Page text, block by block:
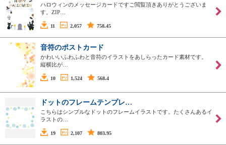
ハロウィンのメッセージカードですご閲覧頂きありがとうございま
す。ZIP…
11 2,057 758.45
音符のポストカード
かわいいふわふわと音符のイラストをあしらったカード素材です。
縦横比が…
10 1,524 568.4
ドットのフレームテンプレ…
こちらはシンプルなドットのフレームイラストです。たくさんあるイ
ラストの…
19 2,107 803.95